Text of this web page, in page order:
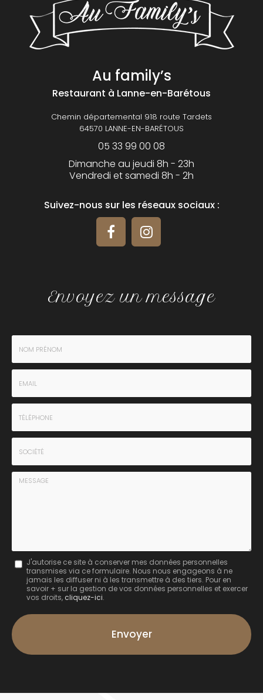
Au family’s
Restaurant à Lanne-en-Barétous
Chemin départemental 918 route Tardets
64570 LANNE-EN-BARÉTOUS
05 33 99 00 08
Dimanche au jeudi 8h - 23h
Vendredi et samedi 8h - 2h
Suivez-nous sur les réseaux sociaux :
Envoyez un message
Nom
Prénom
*
Email
*
Tél.
*
Société
Message
J'autorise ce site à conserver mes données personnelles
transmises via ce formulaire. Nous nous engageons à ne
jamais les diffuser ni à les transmettre à des tiers. Pour en
savoir + sur la gestion de vos données personnelles et exercer
vos droits, cliquez-ici.
Acceptation
RGPD
*
Envoyer